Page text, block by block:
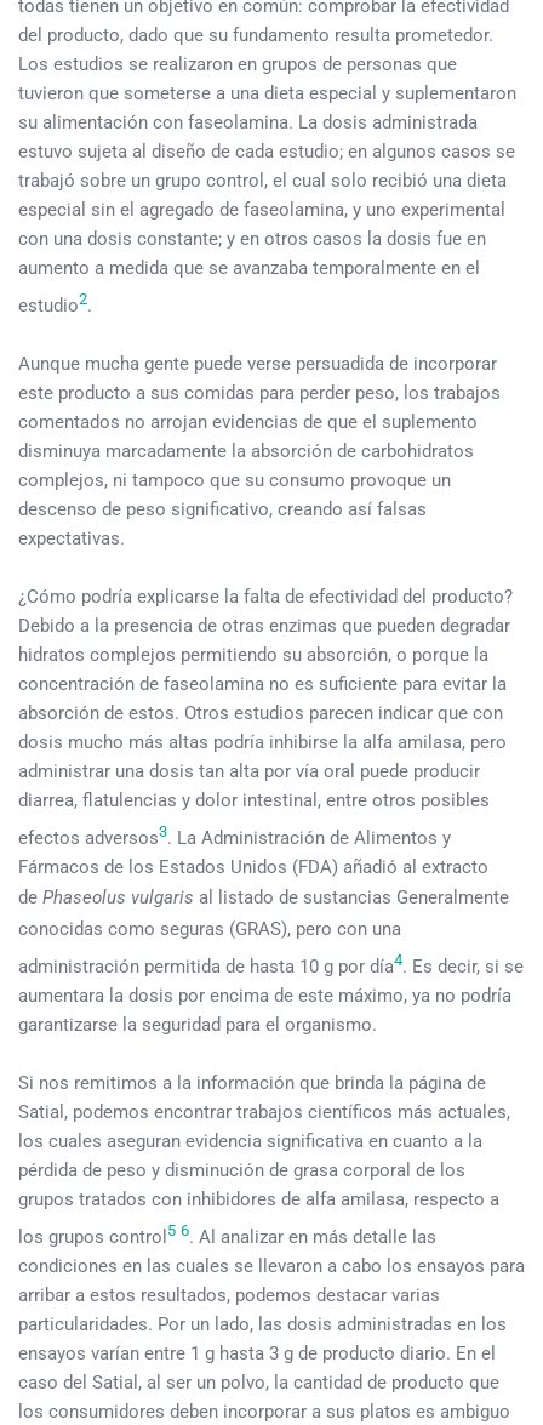
todas tienen un objetivo en común: comprobar la efectividad
del producto, dado que su fundamento resulta prometedor.
Los estudios se realizaron en grupos de personas que
tuvieron que someterse a una dieta especial y suplementaron
su alimentación con faseolamina. La dosis administrada
estuvo sujeta al diseño de cada estudio; en algunos casos se
trabajó sobre un grupo control, el cual solo recibió una dieta
especial sin el agregado de faseolamina, y uno experimental
con una dosis constante; y en otros casos la dosis fue en
aumento a medida que se avanzaba temporalmente en el
estudio2.
Aunque mucha gente puede verse persuadida de incorporar
este producto a sus comidas para perder peso, los trabajos
comentados no arrojan evidencias de que el suplemento
disminuya marcadamente la absorción de carbohidratos
complejos, ni tampoco que su consumo provoque un
descenso de peso significativo, creando así falsas
expectativas.
¿Cómo podría explicarse la falta de efectividad del producto?
Debido a la presencia de otras enzimas que pueden degradar
hidratos complejos permitiendo su absorción, o porque la
concentración de faseolamina no es suficiente para evitar la
absorción de estos. Otros estudios parecen indicar que con
dosis mucho más altas podría inhibirse la alfa amilasa, pero
administrar una dosis tan alta por vía oral puede producir
diarrea, flatulencias y dolor intestinal, entre otros posibles
efectos adversos3. La Administración de Alimentos y
Fármacos de los Estados Unidos (FDA) añadió al extracto
de Phaseolus vulgaris al listado de sustancias Generalmente
conocidas como seguras (GRAS), pero con una
administración permitida de hasta 10 g por día4. Es decir, si se
aumentara la dosis por encima de este máximo, ya no podría
garantizarse la seguridad para el organismo.
Si nos remitimos a la información que brinda la página de
Satial, podemos encontrar trabajos científicos más actuales,
los cuales aseguran evidencia significativa en cuanto a la
pérdida de peso y disminución de grasa corporal de los
grupos tratados con inhibidores de alfa amilasa, respecto a
los grupos control 5 6. Al analizar en más detalle las
condiciones en las cuales se llevaron a cabo los ensayos para
arribar a estos resultados, podemos destacar varias
particularidades. Por un lado, las dosis administradas en los
ensayos varían entre 1 g hasta 3 g de producto diario. En el
caso del Satial, al ser un polvo, la cantidad de producto que
los consumidores deben incorporar a sus platos es ambiguo